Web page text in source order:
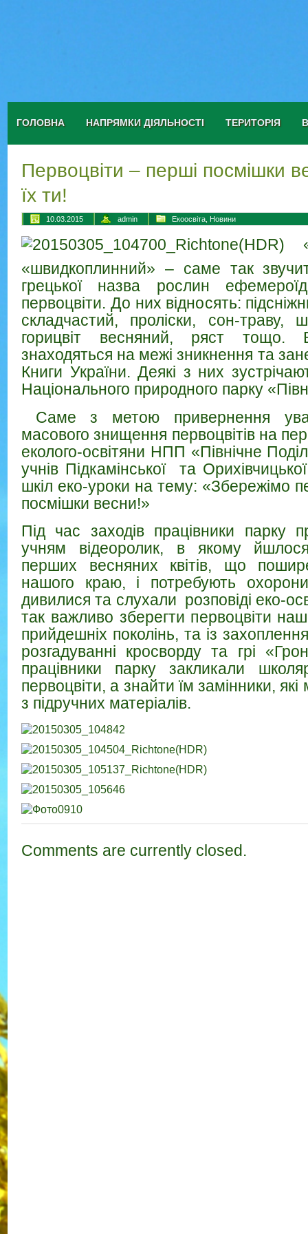
ГОЛОВНА НАПРЯМКИ ДІЯЛЬНОСТІ ТЕРИТОРІЯ
Первоцвіти – перші посмішки
їх ти!
10.03.2015 admin Екоосвіта Новини
«швидкоплинний» – саме так
грецької назва рослин
первоцвіти. До них відносять:
складчастий, проліски, сон-траву,
горицвіт весняний, ряст тощо.
знаходяться на межі зникнення та
Книги України. Деякі з них
Національного природного парку
Саме з метою привернення
масового знищення первоцвітів на
еколого-освітяни НПП «Північне
учнів Підкамінської та Орихівчицької
шкіл еко-уроки на тему: «Збережімо
посмішки весни!»
Під час заходів працівники парку
учням відеоролик, в якому
перших весняних квітів, що
нашого краю, і потребують
дивилися та слухали розповіді еко-
так важливо зберегти первоцвіти
прийдешніх поколінь, та із
розгадуванні кросворду та грі
працівники парку закликали
первоцвіти, а знайти їм замінники,
з підручних матеріалів.
Comments are currently closed.